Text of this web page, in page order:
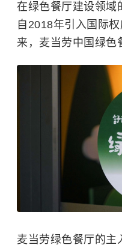
在绿色餐厅建设领域
自2018年引入国际
来，麦当劳中国绿色
麦当劳绿色餐厅的主